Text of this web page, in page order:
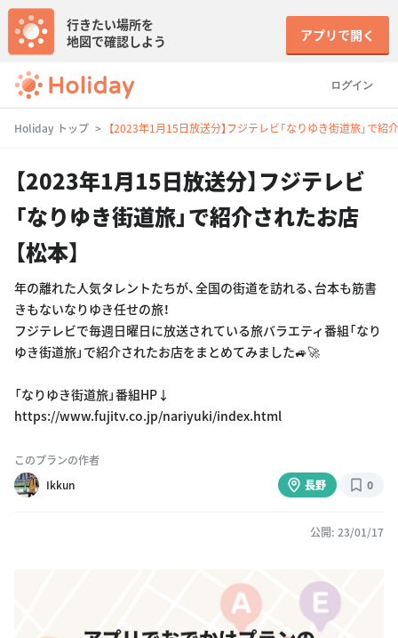
ログイン
行きたい場所を
地図で確認しよう
アプリで開く
Holiday トップ 【2023年1月15日放送分】フジテレビ「なりゆき街道旅」で紹
【2023年1月15日放送分】フジテレビ
「なりゆき街道旅」で紹介されたお店
【松本】
年の離れた人気タレントたちが、全国の街道を訪れる、台本も筋書
きもないなりゆき任せの旅！
フジテレビで毎週日曜日に放送されている旅バラエティ番組「なり
ゆき街道旅」で紹介されたお店をまとめてみました🚙🚀
「なりゆき街道旅」番組HP↓
https://www.fujitv.co.jp/nariyuki/index.html
このプランの作者
Ikkun
長野 0
公開: 23/01/17